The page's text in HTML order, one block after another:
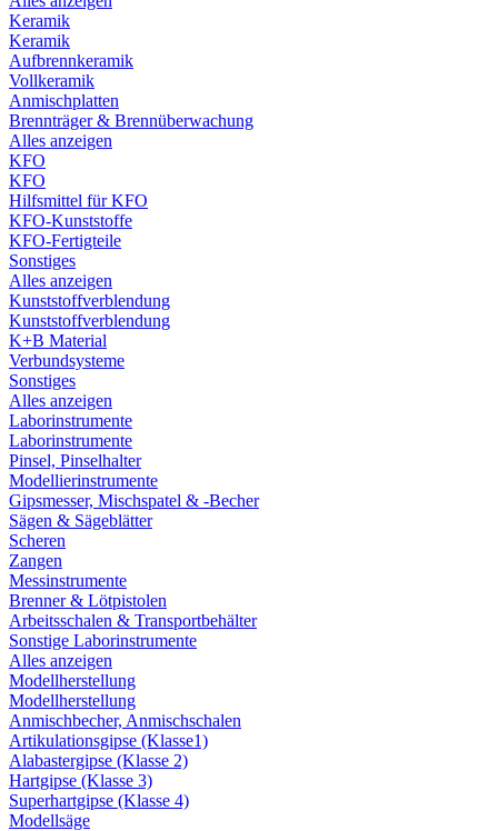
Keramik
Keramik
Aufbrennkeramik
Vollkeramik
Anmischplatten
Brennträger & Brennüberwachung
Alles anzeigen
KFO
KFO
Hilfsmittel für KFO
KFO-Kunststoffe
KFO-Fertigteile
Sonstiges
Alles anzeigen
Kunststoffverblendung
Kunststoffverblendung
K+B Material
Verbundsysteme
Sonstiges
Alles anzeigen
Laborinstrumente
Laborinstrumente
Pinsel, Pinselhalter
Modellierinstrumente
Gipsmesser, Mischspatel & -Becher
Sägen & Sägeblätter
Scheren
Zangen
Messinstrumente
Brenner & Lötpistolen
Arbeitsschalen & Transportbehälter
Sonstige Laborinstrumente
Alles anzeigen
Modellherstellung
Modellherstellung
Anmischbecher, Anmischschalen
Artikulationsgipse (Klasse1)
Alabastergipse (Klasse 2)
Hartgipse (Klasse 3)
Superhartgipse (Klasse 4)
Modellsäge